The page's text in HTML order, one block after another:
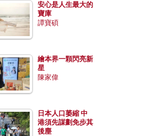
安心是人生最大的
寶庫
譚寶碩
繪本界一顆閃亮新
星
陳家偉
日本人口萎縮 中
港須先謀劃免步其
後塵